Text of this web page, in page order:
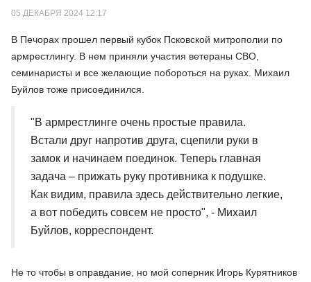
05 ДЕКАБРЯ 2024 12:17
В Печорах прошел первый кубок Псковской митрополии по
армрестлингу. В нем приняли участия ветераны СВО,
семинаристы и все желающие побороться на руках. Михаил
Буйлов тоже присоединился.
"В армрестлинге очень простые правила.
Встали друг напротив друга, сцепили руки в
замок и начинаем поединок. Теперь главная
задача – прижать руку противника к подушке.
Как видим, правила здесь действительно легкие,
а вот победить совсем не просто", - Михаил
Буйлов, корреспондент.
Не то чтобы в оправдание, но мой соперник Игорь Курятников